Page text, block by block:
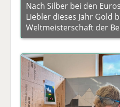
Nach Silber bei den
Liebler dieses Jahr Gold
Weltmeisterschaft der